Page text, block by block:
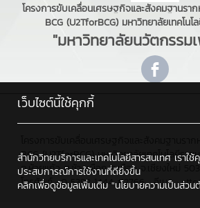
โครงการขับเคลื่อนเศรษฐกิจและสังคมฐานรา
BCG (U2TforBCG) มหาวิทยาลัยเทคโน
"มหาวิทยาลัยนวัตกรรม
BCG (U2TforBCG) มหาวิทยาลัยเทคโนโลยีรา
ถ.ห้วยแก้ว ต.ช้างเผือก อ.เมือง จ.เชียงใหม่
โทรศัพท์ : 0 5392 1444 #2766 , อีเมล :
เว็บไซต์นี้ใช้คุกกี้
สำนักวิทยบริการและเทคโนโลยีสารสนเทศ เราใ
ประสบการณ์การใช้งานที่ดียิ่งขึ้น
คลิกเพื่อดูข้อมูลเพิ่มเติม "นโยบายความเป็นส่วน